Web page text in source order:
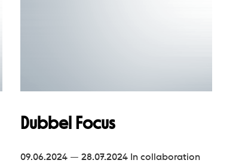
Dubbel Focus
09.06.2024 — 28.07.2024 In collaboration